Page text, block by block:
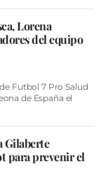
Lorena
del equipo
Futbol 7 Pro Salud
de España el
Gilaberte
para prevenir el